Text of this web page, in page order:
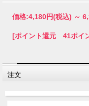
価格:4,180円(税込) ～
[ポイント還元 41ポイ
注文